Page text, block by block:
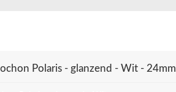
Polaris - glanzend - Wit - 24mm